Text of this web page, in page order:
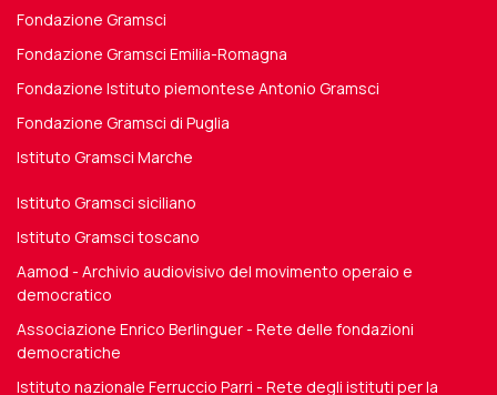
Fondazione Gramsci
Fondazione Gramsci Emilia-Romagna
Fondazione Istituto piemontese Antonio Gramsci
Fondazione Gramsci di Puglia
Istituto Gramsci Marche
Istituto Gramsci siciliano
Istituto Gramsci toscano
Aamod - Archivio audiovisivo del movimento operaio e
democratico
Associazione Enrico Berlinguer - Rete delle fondazioni
democratiche
Istituto nazionale Ferruccio Parri - Rete degli istituti per la